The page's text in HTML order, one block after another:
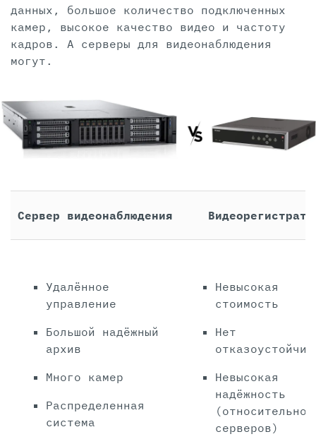
данных, большое количество подключенных
камер, высокое качество видео и частоту
кадров. А серверы для видеонаблюдения
могут.
Сервер видеонаблюдения
Удалённое
управление
Большой надёжный
архив
Много камер
Распределенная
система
Невысокая
стоимость
Нет
Невысокая
надёжность
(относительно
серверов)